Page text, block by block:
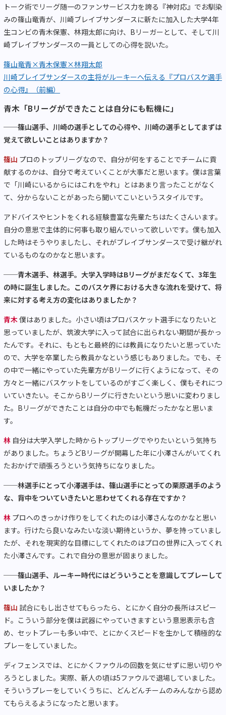
トーク術でリーグ随一のファンサービス力を誇る『神対応』でお馴染
みの篠山竜青が、川崎ブレイブサンダースに新たに加入した大学4年
生コンビの青木保憲、林翔太郎に向け、Bリーガーとして、そして川
崎ブレイブサンダースの一員としての心得を説いた。
篠山竜青×青木保憲×林翔太郎
川崎ブレイブサンダースの主将がルーキーへ伝える『プロバスケ選手
の心得』（前編）
青木「Bリーグができたことは自分にも転機に」
──篠山選手、川崎の選手としての心得や、川崎の選手としてまずは
覚えて欲しいことはありますか？
篠山 プロのトップリーグなので、自分が何をすることでチームに貢
献するのかは、自分で考えていくことが大事だと思います。僕は言葉
で「川崎にいるからにはこれをやれ」とはあまり言ったことがなく
て、分からないことがあったら聞いてこいというスタイルです。
アドバイスやヒントをくれる経験豊富な先輩たちはたくさんいます。
自分の意思で主体的に何事も取り組んでいって欲しいです。僕も加入
した時はそうやりましたし、それがブレイブサンダースで受け継がれ
ているものなのかなと思います。
──青木選手、林選手。大学入学時はBリーグがまだなくて、3年生
の時に誕生しました。このバスケ界における大きな流れを受けて、将
来に対する考え方の変化はありましたか？
青木僕はありました。小さい頃はプロバスケット選手になりたいと
思っていましたが、筑波大学に入って試合に出られない期間が長かっ
たんです。それに、もともと最終的には教員になりたいと思っていた
ので、大学を卒業したら教員かなという感じもありました。でも、そ
の中で一緒にやっていた先輩方がBリーグに行くようになって、その
方々と一緒にバスケットをしているのがすごく楽しく、僕もそれにつ
いていきたい。そこからBリーグに行きたいという思いに変わりまし
た。Bリーグができたことは自分の中でも転機だったかなと思いま
す。
林 自分は大学入学した時からトップリーグでやりたいという気持ち
がありました。ちょうどBリーグが開幕した年に小澤さんがいてくれ
たおかげで頑張ろうという気持ちになりました。
──林選手にとって小澤選手は、篠山選手にとっての栗原選手のよう
な、背中をついていきたいと思わせてくれる存在ですか？
林 プロへのきっかけ作りをしてくれたのは小澤さんなのかなと思い
ます。行けたら良いなみたいな淡い期待というか、夢を持っていまし
たが、それを現実的な目標にしてくれたのはプロの世界に入ってくれ
た小澤さんです。これで自分の意思が固まりました。
──篠山選手、ルーキー時代にはどういうことを意識してプレーして
いましたか？
篠山 試合にもし出させてもらったら、とにかく自分の長所はスピー
ド。こういう部分を僕は武器にやっていきますという意思表示も含
め、セットプレーも多い中で、とにかくスピードを生かして積極的な
プレーをしていました。
ディフェンスでは、とにかくファウルの回数を気にせずに思い切りや
ろうとしました。実際、新人の頃は5ファウルで退場していました。
そういうプレーをしていくうちに、どんどんチームのみんなから認め
てもらえるようになったと思います。